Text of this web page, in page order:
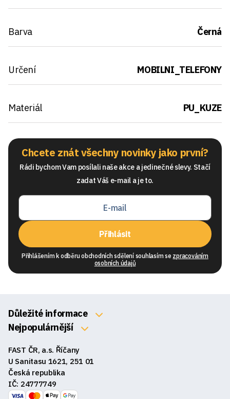
Barva Černá
Určení MOBILNI_TELEFONY
Materiál PU_KUZE
Chcete znát všechny novinky jako první?
Rádi bychom Vam posílali naše akce a jedinečné slevy. Stačí
zadat Váš e-mail a je to.
Přihlásit
Přihlášením k odběru obchodních sdělení souhlasím se zpracováním
osobních údajů
Důležité informace
O nás
Obchodní podmínky
Reklamace a vrácení zboží
GDPR
Nejpopulárnější
Myši
Sluchátka
Reproduktory
FAST ČR, a.s. Říčany
U Sanitasu 1621, 251 01
Česká republika
IČ: 24777749